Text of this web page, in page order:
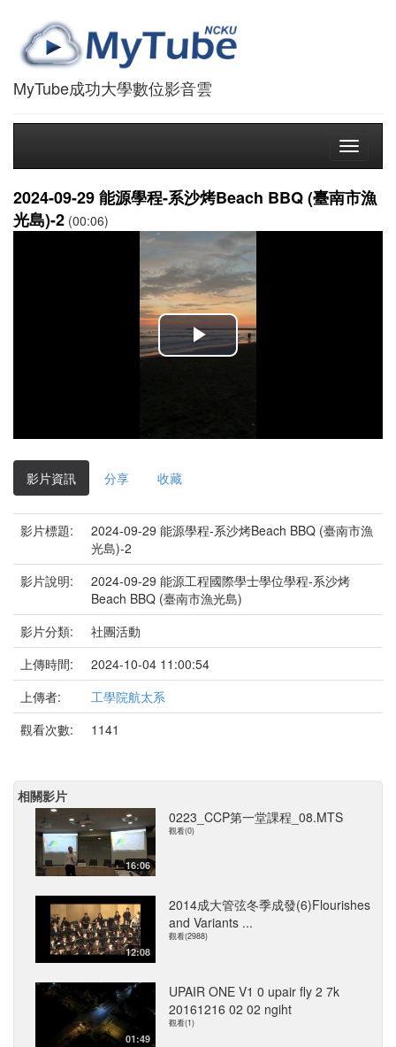
MyTube成功大學數位影音雲
Toggle
2024-09-29 能源學程-系沙烤Beach BBQ (臺南市漁
光島)-2 (00:06)
播
影
影片資訊 分享 收藏
影片標題:
2024-09-29 能源學程-系沙烤Beach BBQ (臺南市漁
光島)-2
影片說明:
2024-09-29 能源工程國際學士學位學程-系沙烤
Beach BBQ (臺南市漁光島)
影片分類:
社團活動
上傳時間:
2024-10-04 11:00:54
上傳者:
工學院航太系
觀看次數:
1141
相關影片
16:06
0223_CCP第一堂課程_08.MTS
觀看(0)
12:08
2014成大管弦冬季成發(6)Flourishes
and Variants ...
觀看(2988)
01:49
UPAIR ONE V1 0 upair fly 2 7k
20161216 02 02 ngiht
觀看(1)